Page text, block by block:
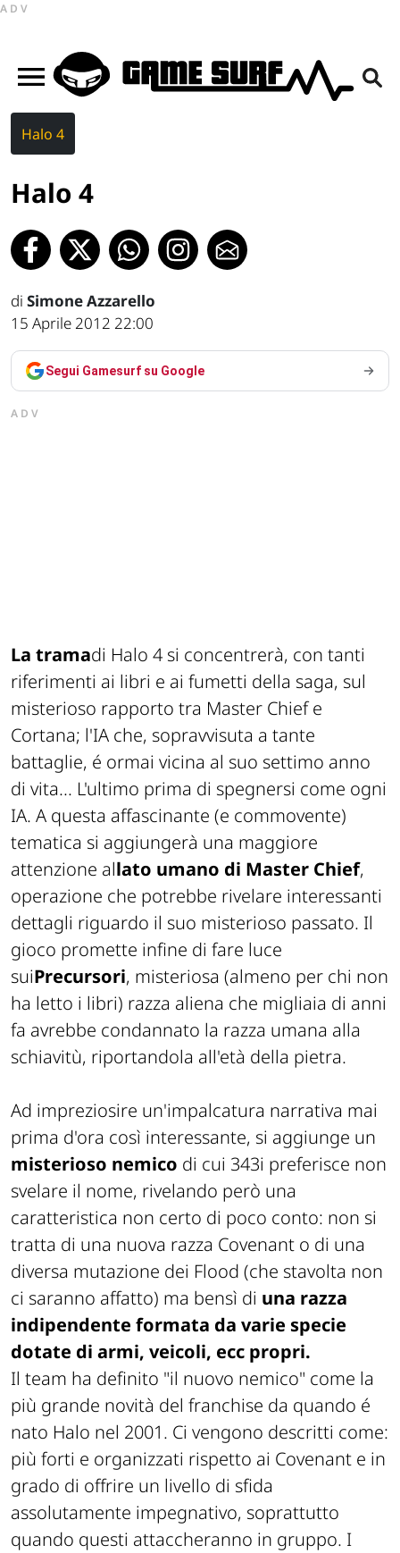
ADV
Halo 4
Halo 4
di Simone Azzarello
15 Aprile 2012 22:00
Segui Gamesurf su Google
ADV
La tramadi Halo 4 si concentrerà, con tanti
riferimenti ai libri e ai fumetti della saga, sul
misterioso rapporto tra Master Chief e
Cortana; l'IA che, sopravvisuta a tante
battaglie, é ormai vicina al suo settimo anno
di vita... L'ultimo prima di spegnersi come ogni
IA. A questa affascinante (e commovente)
tematica si aggiungerà una maggiore
attenzione allato umano di Master Chief,
operazione che potrebbe rivelare interessanti
dettagli riguardo il suo misterioso passato. Il
gioco promette infine di fare luce
suiPrecursori, misteriosa (almeno per chi non
ha letto i libri) razza aliena che migliaia di anni
fa avrebbe condannato la razza umana alla
schiavitù, riportandola all'età della pietra.
Ad impreziosire un'impalcatura narrativa mai
prima d'ora così interessante, si aggiunge un
misterioso nemico di cui 343i preferisce non
svelare il nome, rivelando però una
caratteristica non certo di poco conto: non si
tratta di una nuova razza Covenant o di una
diversa mutazione dei Flood (che stavolta non
ci saranno affatto) ma bensì di una razza
indipendente formata da varie specie
dotate di armi, veicoli, ecc propri.
Il team ha definito "il nuovo nemico" come la
più grande novità del franchise da quando é
nato Halo nel 2001. Ci vengono descritti come:
più forti e organizzati rispetto ai Covenant e in
grado di offrire un livello di sfida
assolutamente impegnativo, soprattutto
quando questi attaccheranno in gruppo. I